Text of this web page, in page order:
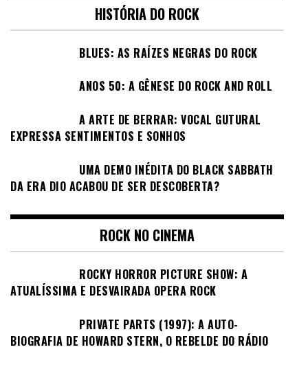
HISTÓRIA DO ROCK
BLUES: AS RAÍZES NEGRAS DO ROCK
ANOS 50: A GÊNESE DO ROCK AND ROLL
A ARTE DE BERRAR: VOCAL GUTURAL
EXPRESSA SENTIMENTOS E SONHOS
UMA DEMO INÉDITA DO BLACK SABBATH
DA ERA DIO ACABOU DE SER DESCOBERTA?
ROCK NO CINEMA
ROCKY HORROR PICTURE SHOW: A
ATUALÍSSIMA E DESVAIRADA OPERA ROCK
PRIVATE PARTS (1997): A AUTO-
BIOGRAFIA DE HOWARD STERN, O REBELDE DO RÁDIO